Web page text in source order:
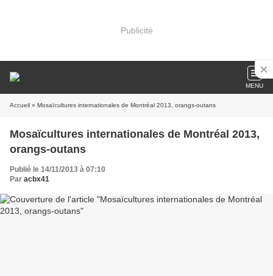
Publicité
MENU
Accueil » Mosaïcultures internationales de Montréal 2013, orangs-outans
Mosaïcultures internationales de Montréal 2013,
orangs-outans
Publié le 14/11/2013 à 07:10
Par acbx41